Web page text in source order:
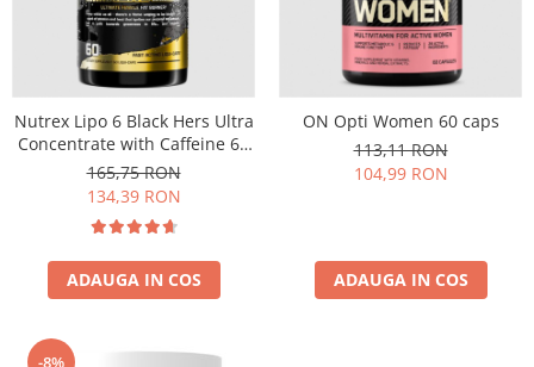
Skill Nutrition
Smart Shake
Swanson
Universal
Nutrex Lipo 6 Black Hers Ultra
Concentrate with Caffeine 60
caps
165,75 RON
134,39 RON
ADAUGA IN COS
ON Opti Women 60 caps
113,11 RON
104,99 RON
ADAUGA IN COS
-8%